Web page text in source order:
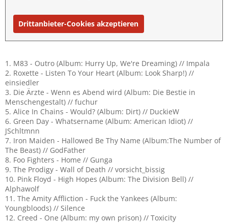
Drittanbieter-Cookies akzeptieren
1. M83 - Outro (Album: Hurry Up, We're Dreaming) // Impala
2. Roxette - Listen To Your Heart (Album: Look Sharp!) //
einsiedler
3. Die Ärzte - Wenn es Abend wird (Album: Die Bestie in
Menschengestalt) // fuchur
5. Alice In Chains - Would? (Album: Dirt) // DuckieW
6. Green Day - Whatsername (Album: American Idiot) //
JSchltmnn
7. Iron Maiden - Hallowed Be Thy Name (Album:The Number of
The Beast) // GodFather
8. Foo Fighters - Home // Gunga
9. The Prodigy - Wall of Death // vorsicht_bissig
10. Pink Floyd - High Hopes (Album: The Division Bell) //
Alphawolf
11. The Amity Affliction - Fuck the Yankees (Album:
Youngbloods) // Silence
12. Creed - One (Album: my own prison) // Toxicity